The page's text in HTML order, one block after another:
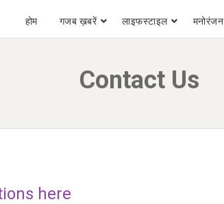
होम गजब ख़बरें लाइफस्टाइल मनोरंजन
Contact Us
here